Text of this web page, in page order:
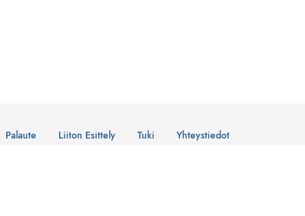
Palaute Liiton Esittely Tuki
Yhteystiedot